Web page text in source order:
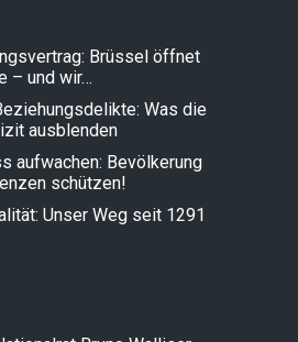
Brüssel öffnet
– und wir…
Was die
ausblenden
aufwachen: Bevölkerung
schützen!
Unser Weg seit 1291